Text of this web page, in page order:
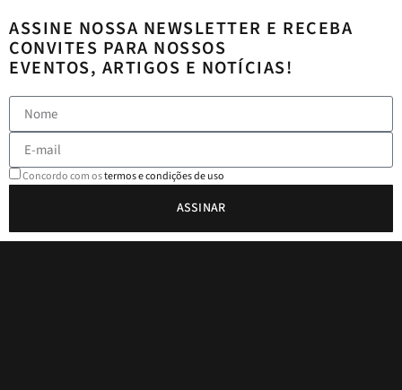
ASSINE NOSSA NEWSLETTER E RECEBA
CONVITES PARA NOSSOS
EVENTOS, ARTIGOS E NOTÍCIAS!
Concordo com ostermos e condições de uso
ASSINAR